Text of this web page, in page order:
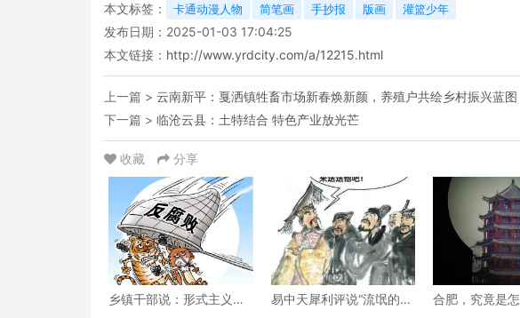
本文标签：
卡通动漫人物 简笔画 手抄报 版画 灌篮少年
发布日期：2025-01-03 17:04:25
本文链接： http://www.yrdcity.com/a/12215.html
上一篇 > 云南新平：戛洒镇牲畜市场新春焕新颜，养殖户共绘乡村振兴蓝图
下一篇 > 临沧云县：土特结合 特色产业放光芒
收藏 分享
乡镇干部说：形式主义泛
易中天犀利评说“流氓的变
合肥，究竟是怎